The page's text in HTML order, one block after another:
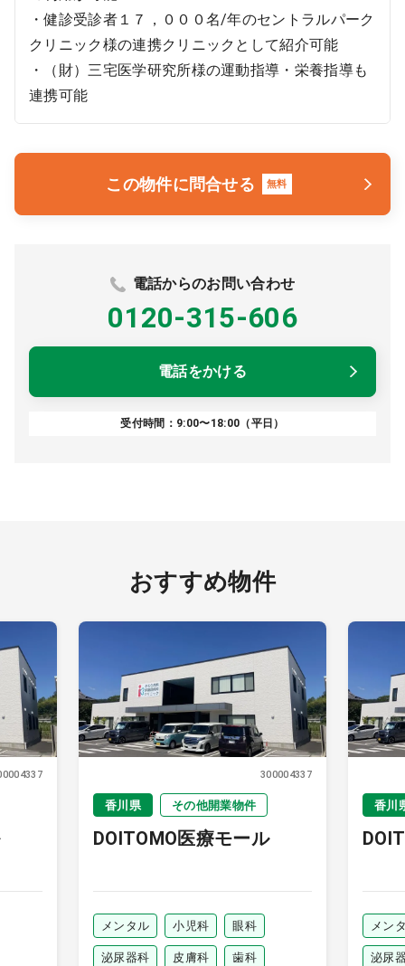
・健診受診者１７，０００名/年のセントラルパーク
クリニック様の連携クリニックとして紹介可能
・（財）三宅医学研究所様の運動指導・栄養指導も
連携可能
この物件に問合せる 無料
電話からのお問い合わせ
0120-315-606
電話をかける
受付時間：9:00〜18:00（平日）
おすすめ物件
300004337
香川県 その他開業物件
DOITOMO医療モール
メンタル 小児科 眼科
泌尿器科 皮膚科 歯科
香川
メン
泌尿